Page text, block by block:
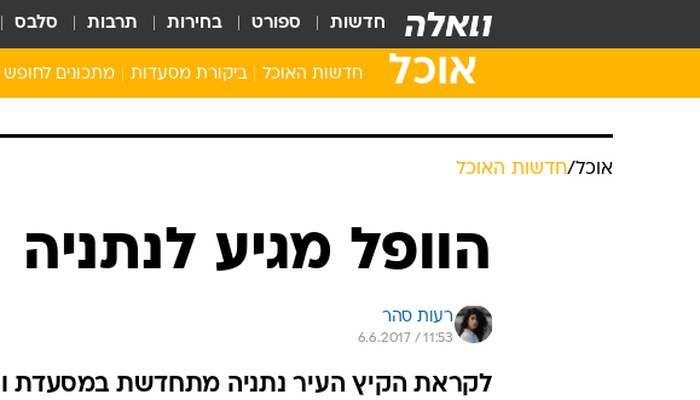
חדשות ספורט בחירות תרבות סלבס
אוכל חדשות האוכל ביקורת מסעדות מתכונים לחופש
מתכונים מתוקים